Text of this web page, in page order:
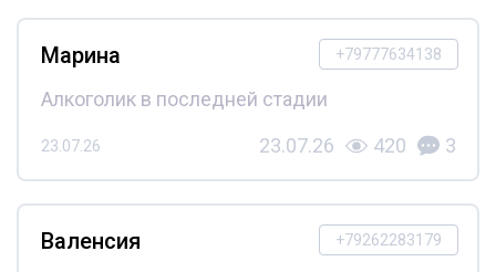
+79777634138
Марина
Алкоголик в последней стадии
23.07.26 23.07.26 420 3
+79262283179
Валенсия